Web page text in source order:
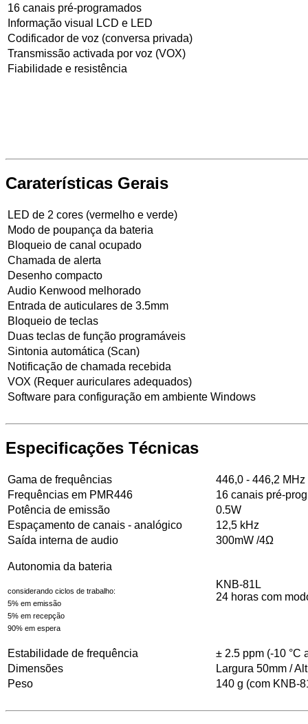
16 canais pré-programados
Informação visual LCD e LED
Codificador de voz (conversa privada)
Transmissão activada por voz (VOX)
Fiabilidade e resistência
Caraterísticas Gerais
LED de 2 cores (vermelho e verde)
Modo de poupança da bateria
Bloqueio de canal ocupado
Chamada de alerta
Desenho compacto
Audio Kenwood melhorado
Entrada de auticulares de 3.5mm
Bloqueio de teclas
Duas teclas de função programáveis
Sintonia automática (Scan)
Notificação de chamada recebida
VOX (Requer auriculares adequados)
Software para configuração em ambiente Windows
Especificações Técnicas
Gama de frequências
446,0 - 446,2 MHz
Frequências em PMR446
16 canais pré-
Potência de emissão
0.5W
Espaçamento de canais - analógico
12,5 kHz
Saída interna de audio
300mW /4Ω
Autonomia da bateria
considerando ciclos de trabalho:
5% em emissão
5% em recepção
90% em espera
KNB-81L
24 horas com
Estabilidade de frequência
± 2.5 ppm (-10 °C
Dimensões
Largura 50mm /
Peso
140 g (com KNB-